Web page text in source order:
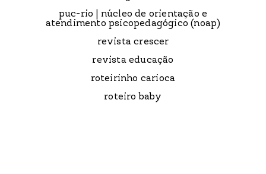
puc-rio | núcleo de orientação e
atendimento psicopedagógico (noap)
revista crescer
revista educação
roteirinho carioca
roteiro baby